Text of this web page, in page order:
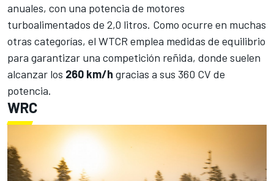
anuales, con una potencia de motores
turboalimentados de 2,0 litros. Como ocurre en muchas
otras categorías, el WTCR emplea medidas de equilibrio
para garantizar una competición reñida, donde suelen
alcanzar los 260 km/h gracias a sus 360 CV de
potencia.
WRC